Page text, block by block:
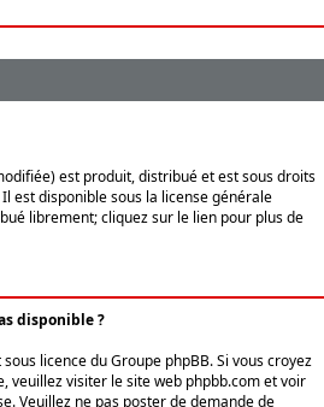
est produit, distribué et est sous droits
Il est disponible sous la license générale
librement; cliquez sur le lien pour plus de
disponible ?
licence du Groupe phpBB. Si vous croyez
veuillez visiter le site web phpbb.com et voir
Veuillez ne pas poster de demande de